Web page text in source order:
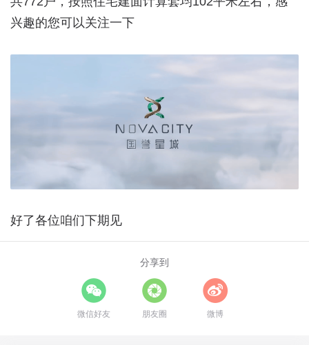
兴趣的您可以关注一下
好了各位咱们下期见
分享到
微信好友 朋友圈 微博